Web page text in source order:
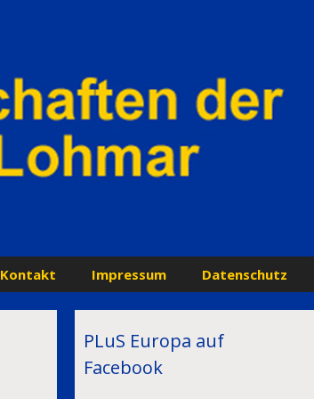
Kontakt Impressum Datenschutz
PLuS Europa auf
Facebook